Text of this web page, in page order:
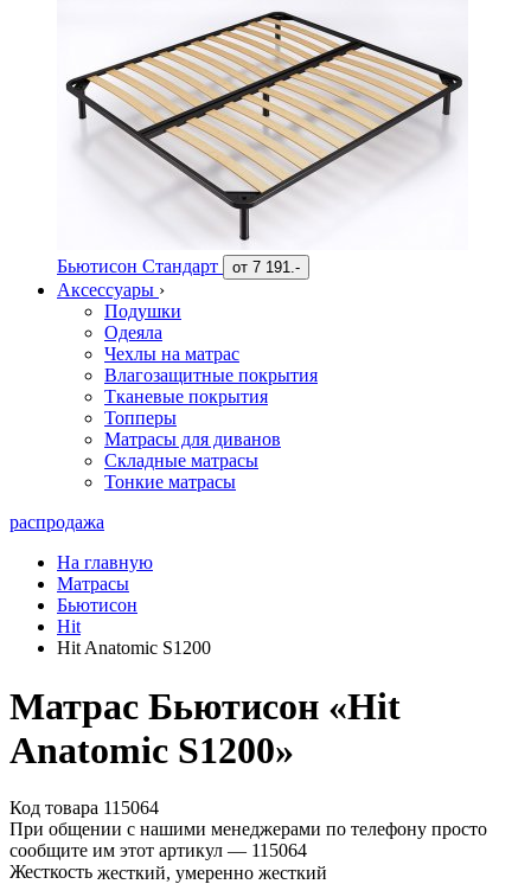
Бьютисон Стандарт от 7 191.-
Аксессуары ›
Подушки
Одеяла
Чехлы на матрас
Влагозащитные покрытия
Тканевые покрытия
Топперы
Матрасы для диванов
Складные матрасы
Тонкие матрасы
распродажа
На главную
Матрасы
Бьютисон
Hit
Hit Anatomic S1200
Матрас Бьютисон «Hit
Anatomic S1200»
Код товара 115064
При общении с нашими менеджерами по телефону просто
сообщите им этот артикул — 115064
Жесткость жесткий, умеренно жесткий